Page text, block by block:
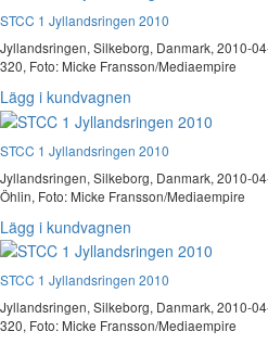
STCC 1 Jyllandsringen 2010
Jyllandsringen, Silkeborg, Danmark, 2010-
320, Foto: Micke Fransson/Mediaempire
Lägg i kundvagnen
STCC 1 Jyllandsringen 2010
Jyllandsringen, Silkeborg, Danmark, 2010-
Öhlin, Foto: Micke Fransson/Mediaempire
Lägg i kundvagnen
STCC 1 Jyllandsringen 2010
Jyllandsringen, Silkeborg, Danmark, 2010-
320, Foto: Micke Fransson/Mediaempire